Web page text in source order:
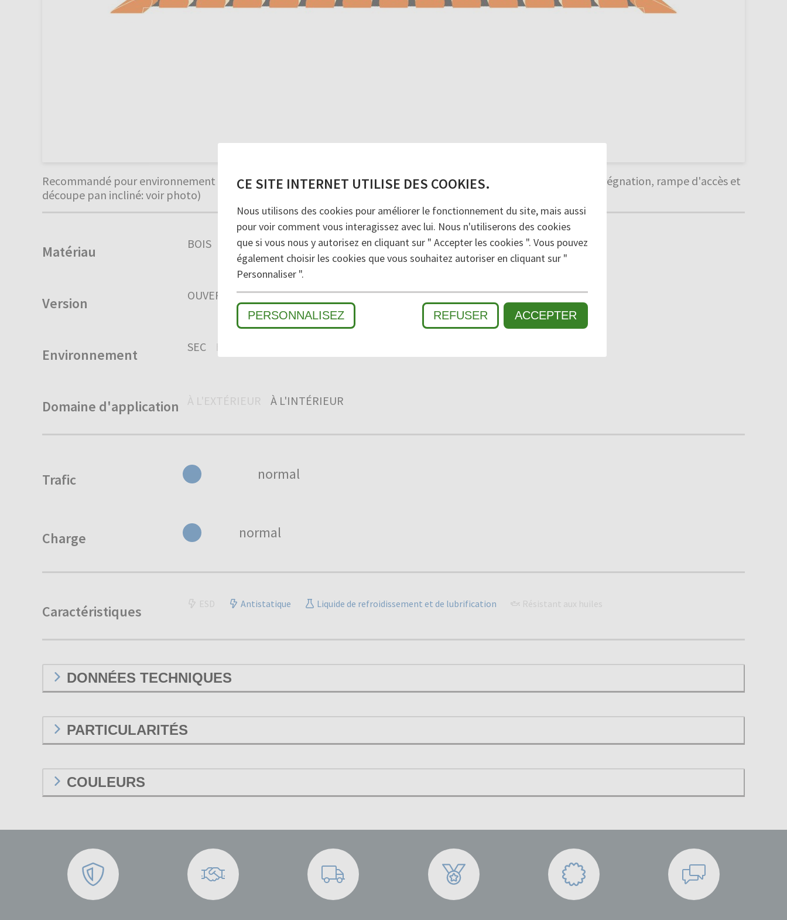
CE SITE INTERNET UTILISE DES COOKIES.
Nous utilisons des cookies pour améliorer le fonctionnement du site, mais aussi
pour voir comment vous interagissez avec lui. Nous n'utiliserons des cookies
que si vous nous y autorisez en cliquant sur " Accepter les cookies ". Vous pouvez
également choisir les cookies que vous souhaitez autoriser en cliquant sur "
Personnaliser ".
PERSONNALISEZ REFUSER ACCEPTER
Recommandé pour environnement machines de transformation et centre usinage CNC (brun foncé, traité par imprégnation, rampe d'accès et
découpe pan incliné: voir photo)
Matériau BOIS
Version OUVERT FERMÉ
Environnement SEC HUMIDE
Domaine d'application À L'EXTÉRIEUR À L'INTÉRIEUR
Trafic normal
Charge normal
Caractéristiques ESD Antistatique Liquide de refroidissement et de lubrification Résistant aux huiles
DONNÉES TECHNIQUES
PARTICULARITÉS
COULEURS